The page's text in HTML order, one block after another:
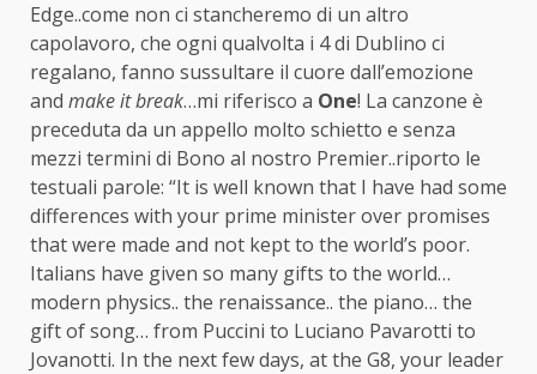
Edge..come non ci stancheremo di un altro
capolavoro, che ogni qualvolta i 4 di Dublino ci
regalano, fanno sussultare il cuore dall’emozione
and make it break…mi riferisco a One! La canzone è
preceduta da un appello molto schietto e senza
mezzi termini di Bono al nostro Premier..riporto le
testuali parole: “It is well known that I have had some
differences with your prime minister over promises
that were made and not kept to the world’s poor.
Italians have given so many gifts to the world…
modern physics.. the renaissance.. the piano… the
gift of song… from Puccini to Luciano Pavarotti to
Jovanotti. In the next few days, at the G8, your leader